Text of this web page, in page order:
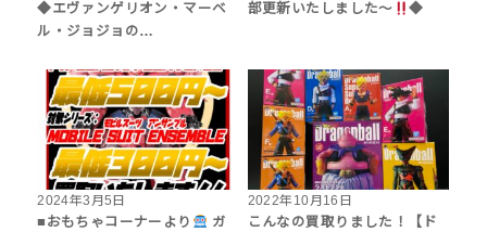
◆エヴァンゲリオン・マーベ
ル・ジョジョの…
部更新いたしました〜
◆
2024年3月5日
■おもちゃコーナーより
ガ
2022年10月16日
こんなの買取りました！【ド